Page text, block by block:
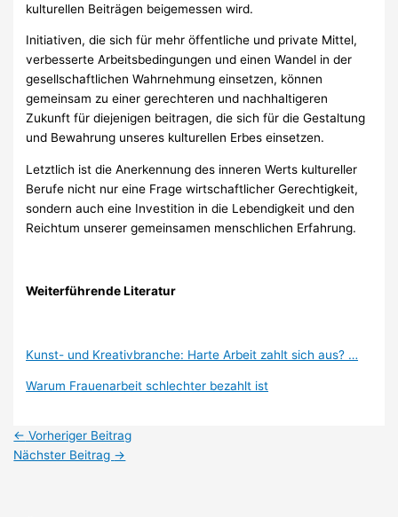
kulturellen Beiträgen beigemessen wird.
Initiativen, die sich für mehr öffentliche und private Mittel,
verbesserte Arbeitsbedingungen und einen Wandel in der
gesellschaftlichen Wahrnehmung einsetzen, können
gemeinsam zu einer gerechteren und nachhaltigeren
Zukunft für diejenigen beitragen, die sich für die Gestaltung
und Bewahrung unseres kulturellen Erbes einsetzen.
Letztlich ist die Anerkennung des inneren Werts kultureller
Berufe nicht nur eine Frage wirtschaftlicher Gerechtigkeit,
sondern auch eine Investition in die Lebendigkeit und den
Reichtum unserer gemeinsamen menschlichen Erfahrung.
Weiterführende Literatur
Kunst- und Kreativbranche: Harte Arbeit zahlt sich aus? …
Warum Frauenarbeit schlechter bezahlt ist
← Vorheriger Beitrag
Nächster Beitrag →